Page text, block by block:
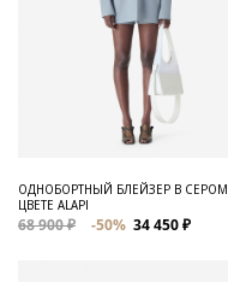
ОДНОБОРТНЫЙ БЛЕЙЗЕР В СЕРОМ
ЦВЕТЕ ALAPI
68 900 ₽ -50% 34 450 ₽